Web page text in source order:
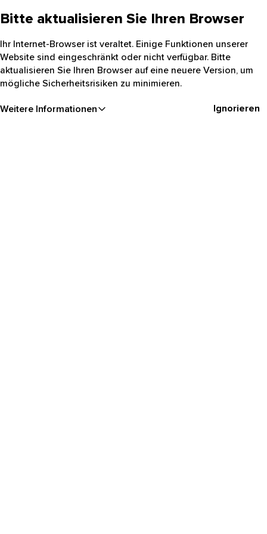
Bitte aktualisieren Sie Ihren Browser
Ihr Internet-Browser ist veraltet. Einige Funktionen unserer
Website sind eingeschränkt oder nicht verfügbar. Bitte
aktualisieren Sie Ihren Browser auf eine neuere Version, um
mögliche Sicherheitsrisiken zu minimieren.
Weitere Informationen Ignorieren